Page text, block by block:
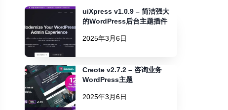
uiXpress v1.0.9 – 简洁强大
的WordPress后台主题插件
2025年3月6日
Creote v2.7.2 – 咨询业务
WordPress主题
2025年3月6日